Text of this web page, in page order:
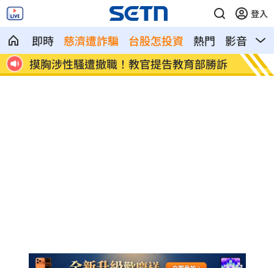
登入
即時 慈濟遭詐騙 台股怎投資 熱門 影音
熱
摸胸涉性騷遭撤職！教官提告教育部勝訴
熊本
暴